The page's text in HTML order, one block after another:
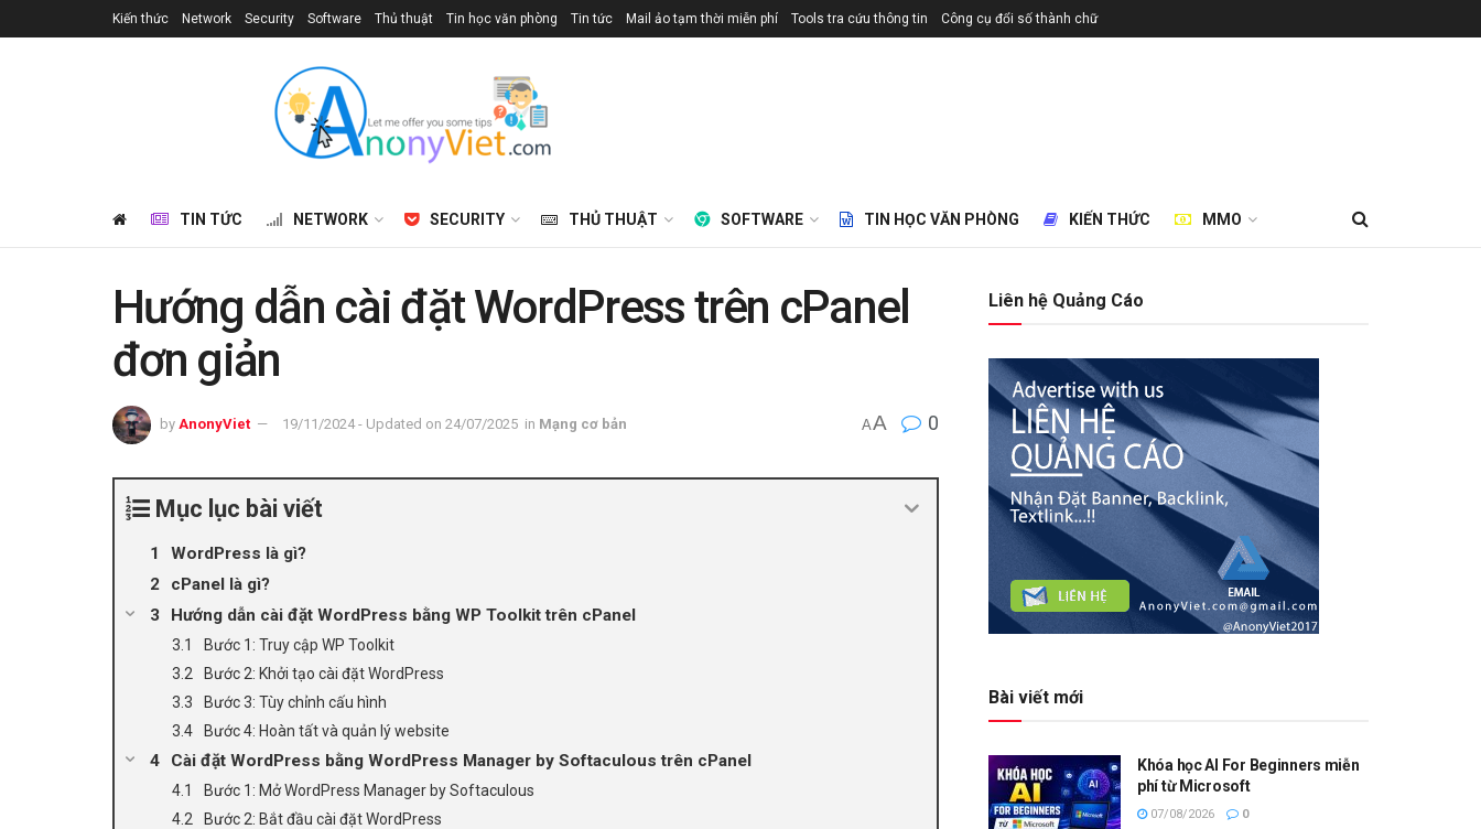
Kiến thức Network Security Software Thủ thuật Tin học văn phòng Tin tức Mail ảo tạm thời miễn phí Tools tra cứu thông tin Công cụ đổi số thành chữ
TIN TỨC NETWORK SECURITY THỦ THUẬT SOFTWARE TIN HỌC VĂN PHÒNG KIẾN THỨC MMO
Hướng dẫn cài đặt WordPress trên cPanel
đơn giản
by AnonyViet 19/11/2024 - Updated on 24/07/2025 in Mạng cơ bản AA 0
Mục lục bài viết
WordPress là gì?
cPanel là gì?
Hướng dẫn cài đặt WordPress bằng WP Toolkit trên cPanel
Bước 1: Truy cập WP Toolkit
Bước 2: Khởi tạo cài đặt WordPress
Bước 3: Tùy chỉnh cấu hình
Bước 4: Hoàn tất và quản lý website
Cài đặt WordPress bằng WordPress Manager by Softaculous trên cPanel
Bước 1: Mở WordPress Manager by Softaculous
Bước 2: Bắt đầu cài đặt WordPress
Liên hệ Quảng Cáo
Bài viết mới
Khóa học AI For Beginners miễn
phí từ Microsoft
07/08/2026 0